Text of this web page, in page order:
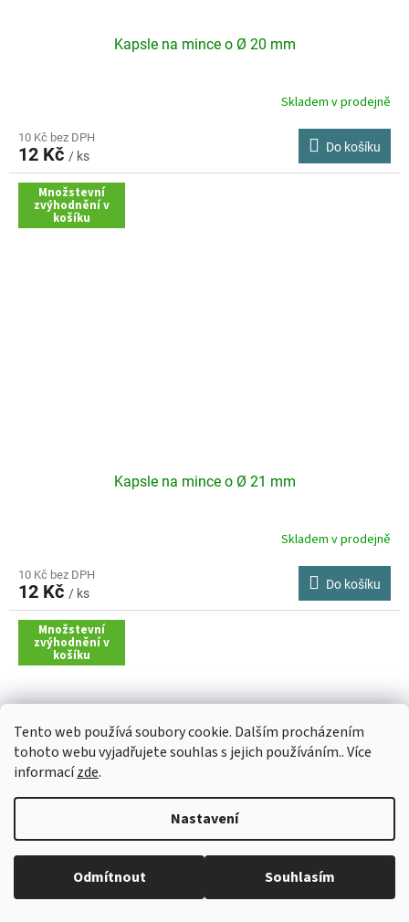
Tento web používá soubory cookie. Dalším procházením
tohoto webu vyjadřujete souhlas s jejich používáním.. Více
informacízde.
Nastavení
Odmítnout Souhlasím
Běžná otevírací doba: Pondělí: 8:30 - 16:00 Úterý: 9:00 -17:00 Středa: 8:30
Kapsle na mince o Ø 20 mm
Skladem v prodejně
10 Kč bez DPH
12 Kč / ks
Do košíku
Množstevní
zvýhodnění v
košíku
Kapsle na mince o Ø 21 mm
Skladem v prodejně
10 Kč bez DPH
12 Kč / ks
Do košíku
Množstevní
zvýhodnění v
košíku